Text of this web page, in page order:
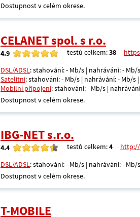
Dostupnost v celém okrese.
CELANET spol. s r.o.
4.9 testů celkem:38
DSL/ADSL: stahování: - Mb/s | nahrávání: - Mb/
Satelitní: stahování: - Mb/s | nahrávání: - Mb/s
Mobilní připojení: stahování: - Mb/s |
Dostupnost v celém okrese.
IBG-NET s.r.o.
4.4 testů celkem:4
http://
DSL/ADSL: stahování: - Mb/s | nahrávání: - Mb/
Dostupnost v celém okrese.
T-MOBILE